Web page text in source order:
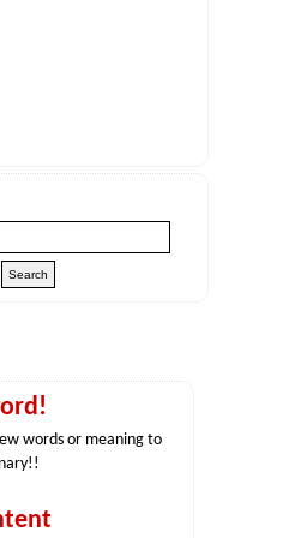
words or meaning to